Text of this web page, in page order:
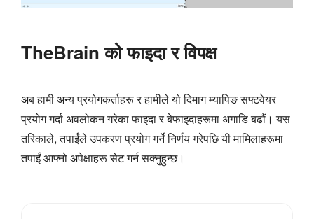
TheBrain को फाइदा र विपक्ष
अब हामी अन्य प्रयोगकर्ताहरू र हामीले यो दिमाग म्यापिङ सफ्टवेयर
प्रयोग गर्दा अवलोकन गरेका फाइदा र बेफाइदाहरूमा अगाडि बढौं। यस
तरिकाले, तपाईंले उपकरण प्रयोग गर्ने निर्णय गरेपछि यी मामिलाहरूमा
तपाईं आफ्नो अपेक्षाहरू सेट गर्न सक्नुहुन्छ।